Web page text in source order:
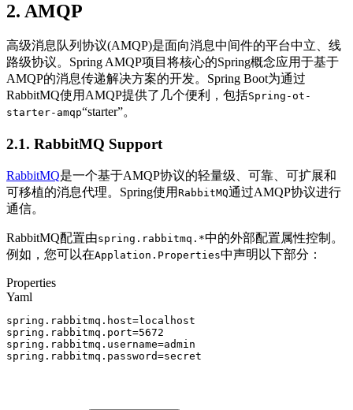
2. AMQP
高级消息队列协议(AMQP)是面向消息中间件的平台中立、线
路级协议。Spring AMQP项目将核心的Spring概念应用于基于
AMQP的消息传递解决方案的开发。Spring Boot为通过
RabbitMQ使用AMQP提供了几个便利，包括Spring-ot-
starter-amqp“starter”。
2.1. RabbitMQ Support
RabbitMQ是一个基于AMQP协议的轻量级、可靠、可扩展和
可移植的消息代理。Spring使用 RabbitMQ通过AMQP协议进行
通信。
RabbitMQ配置由spring.rabbitmq.*中的外部配置属性控制。
例如，您可以在Applation.Properties中声明以下部分：
Properties
Yaml
spring.rabbitmq.host=localhost
spring.rabbitmq.port=5672
spring.rabbitmq.username=admin
spring.rabbitmq.password=secret